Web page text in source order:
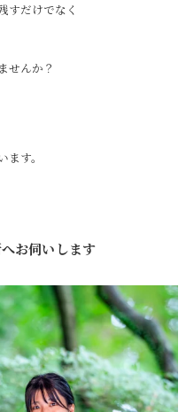
すだけでなく
せんか？
す。
お伺いします